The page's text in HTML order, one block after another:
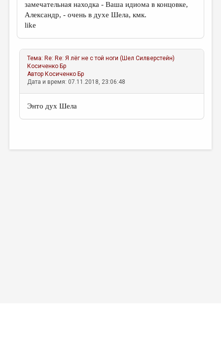
замечательная находка - Ваша идиома в концовке,
Александр, - очень в духе Шела, кмк.
like
Тема: Re: Re: Я лёг не с той ноги (Шел Силверстейн)
Косиченко Бр
Автор Косиченко Бр
Дата и время: 07.11.2018, 23:06:48
Энто дух Шела